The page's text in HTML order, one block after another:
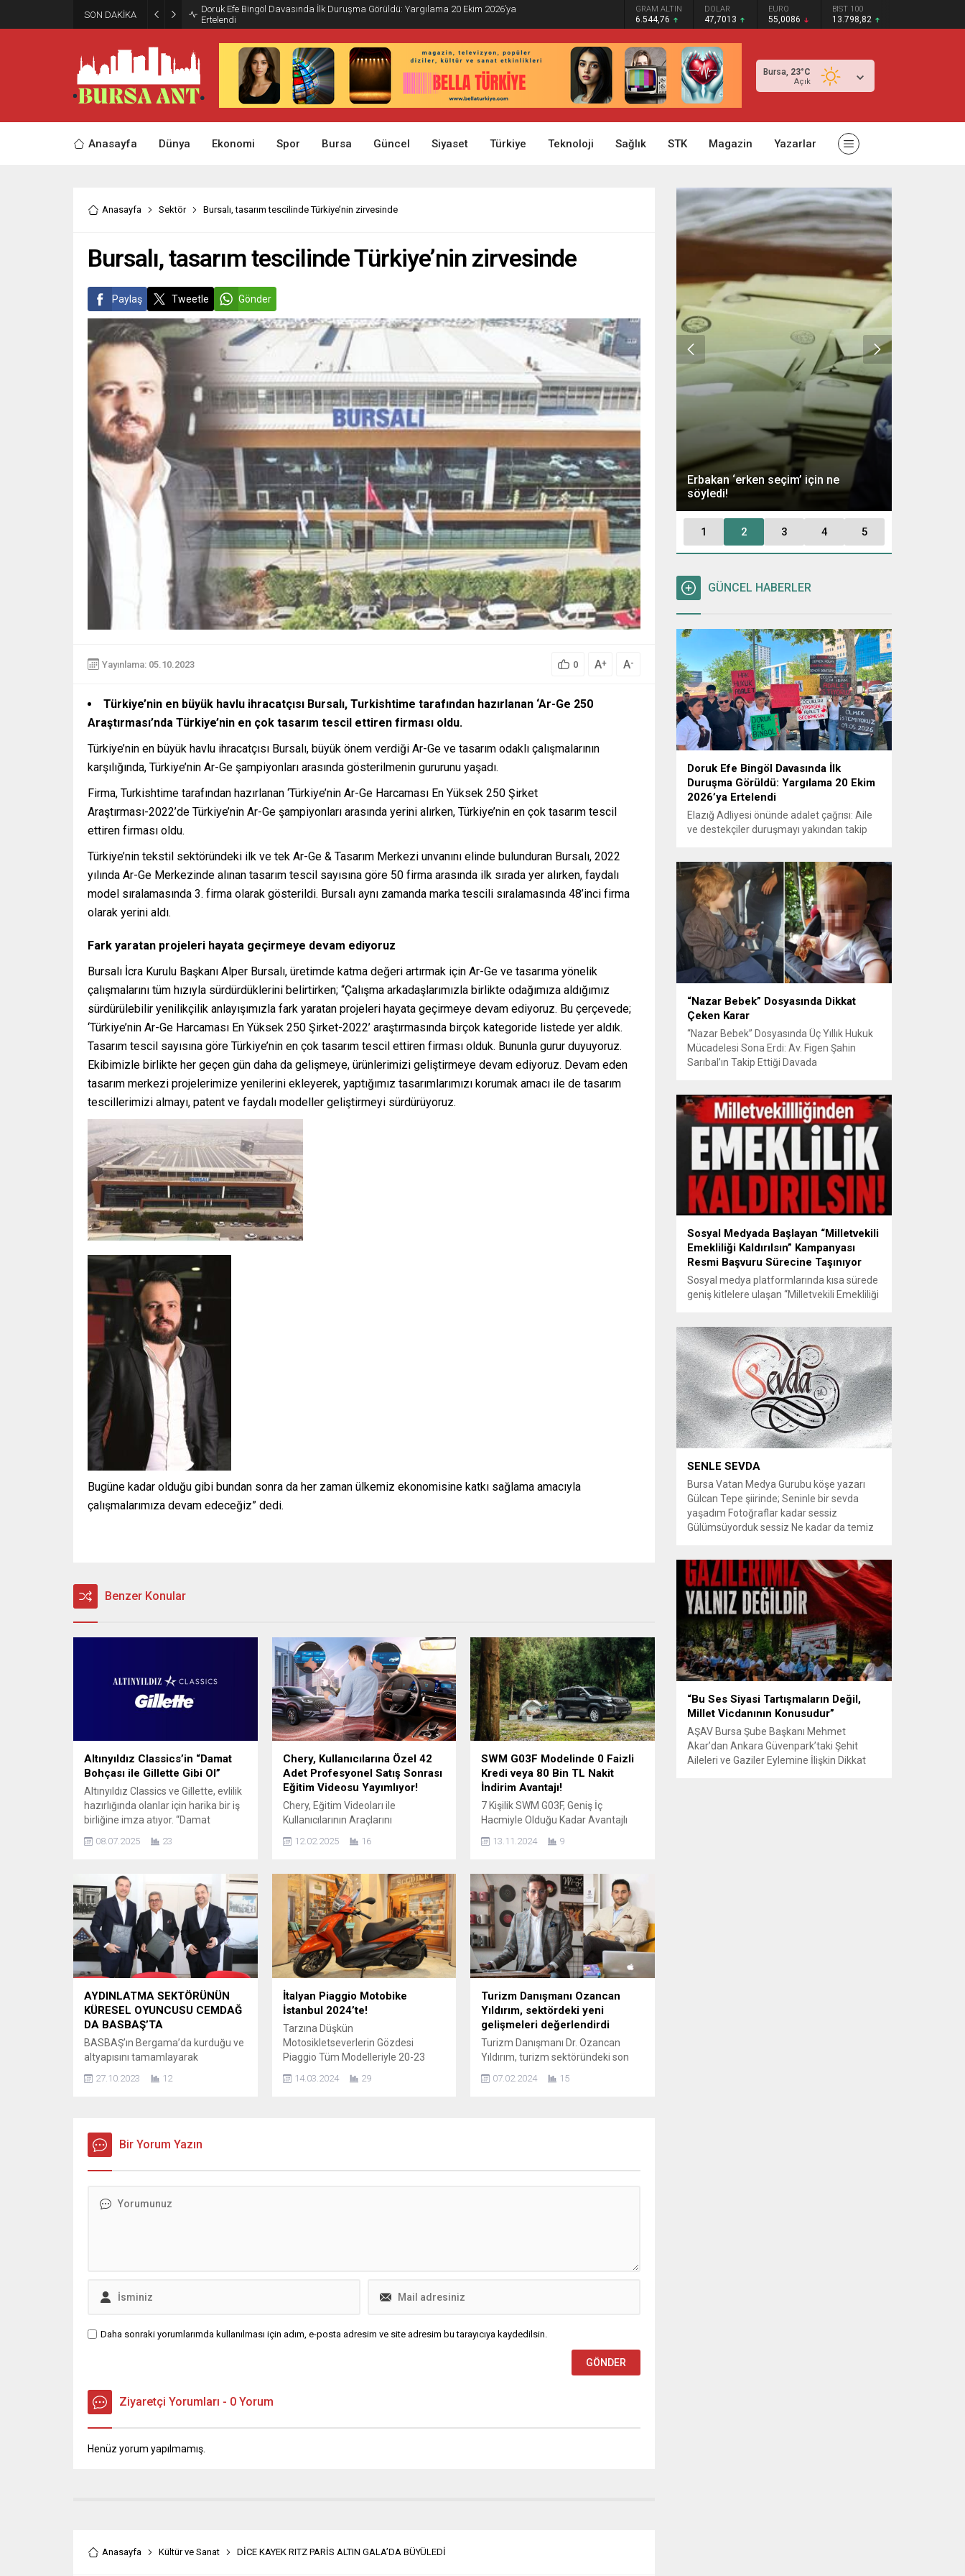
SON DAKİKA
Doruk Efe Bingöl Davasında İlk Duruşma Görüldü: Yargılama 20 Ekim 2026’ya
Ertelendi
GRAM ALTIN
6.544,76
DOLAR
47,7013
EURO
55,0086
BIST 100
13.798,82
Bursa, 23°C
Açık
Anasayfa Dünya Ekonomi Spor Bursa Güncel Siyaset Türkiye Teknoloji Sağlık STK Magazin Yazarlar
Anasayfa Sektör Bursalı, tasarım tescilinde Türkiye’nin zirvesinde
Bursalı, tasarım tescilinde Türkiye’nin zirvesinde
Paylaş Tweetle Gönder
Yayınlama: 05.10.2023 0 A+ A-
Türkiye’nin en büyük havlu ihracatçısı Bursalı, Turkishtime tarafından hazırlanan ‘Ar-Ge 250
Araştırması’nda Türkiye’nin en çok tasarım tescil ettiren firması oldu.
Türkiye’nin en büyük havlu ihracatçısı Bursalı, büyük önem verdiği Ar-Ge ve tasarım odaklı çalışmalarının
karşılığında, Türkiye’nin Ar-Ge şampiyonları arasında gösterilmenin gururunu yaşadı.
Firma, Turkishtime tarafından hazırlanan ‘Türkiye’nin Ar-Ge Harcaması En Yüksek 250 Şirket
Araştırması-2022’de Türkiye’nin Ar-Ge şampiyonları arasında yerini alırken, Türkiye’nin en çok tasarım tescil
ettiren firması oldu.
Türkiye’nin tekstil sektöründeki ilk ve tek Ar-Ge & Tasarım Merkezi unvanını elinde bulunduran Bursalı, 2022
yılında Ar-Ge Merkezinde alınan tasarım tescil sayısına göre 50 firma arasında ilk sırada yer alırken, faydalı
model sıralamasında 3. firma olarak gösterildi. Bursalı aynı zamanda marka tescili sıralamasında 48’inci firma
olarak yerini aldı.
Fark yaratan projeleri hayata geçirmeye devam ediyoruz
Bursalı İcra Kurulu Başkanı Alper Bursalı, üretimde katma değeri artırmak için Ar-Ge ve tasarıma yönelik
çalışmalarını tüm hızıyla sürdürdüklerini belirtirken; “Çalışma arkadaşlarımızla birlikte odağımıza aldığımız
sürdürülebilir yenilikçilik anlayışımızla fark yaratan projeleri hayata geçirmeye devam ediyoruz. Bu çerçevede;
‘Türkiye’nin Ar-Ge Harcaması En Yüksek 250 Şirket-2022’ araştırmasında birçok kategoride listede yer aldık.
Tasarım tescil sayısına göre Türkiye’nin en çok tasarım tescil ettiren firması olduk. Bununla gurur duyuyoruz.
Ekibimizle birlikte her geçen gün daha da gelişmeye, ürünlerimizi geliştirmeye devam ediyoruz. Devam eden
tasarım merkezi projelerimize yenilerini ekleyerek, yaptığımız tasarımlarımızı korumak amacı ile de tasarım
tescillerimizi almayı, patent ve faydalı modeller geliştirmeyi sürdürüyoruz.
Bugüne kadar olduğu gibi bundan sonra da her zaman ülkemiz ekonomisine katkı sağlama amacıyla
çalışmalarımıza devam edeceğiz” dedi.
Benzer Konular
Altınyıldız Classics’in “Damat
Bohçası ile Gillette Gibi Ol”
Altınyıldız Classics ve Gillette, evlilik
hazırlığında olanlar için harika bir iş
birliğine imza atıyor. “Damat
Bohçası” adını verdiği sette bir
damadın ihtiyacı olabilecek her şeyi
“Altınyıldız Classics’le Gillette Gibi
Ol” sloganıyla evlilik hazırlığı
yapanları mağazaya davet ediyor.
Yaz düğünleri için yeni nesil smokin
alternatifleri sunan Altınyıldız
Classics,...
08.07.2025 23
Chery, Kullanıcılarına Özel 42
Adet Profesyonel Satış Sonrası
Eğitim Videosu Yayımlıyor!
Chery, Eğitim Videoları ile
Kullanıcılarının Araçlarını
Derinlemesine Tanımalarını
Sağlayacak! Global otomotiv
Chery, güvenliği artıran sürüş
destek sistemleri, konfor ve rahat
kullanım gibi özellikleri kapsayan 42
adet satış sonrası kullanıcı eğitim
videosu hazırladı. Bu videolar, Chery
kullanıcılarının araçlarının işlevlerini
daha iyi anlamalarına yardımcı
olarak daha güvenli ve konforlu...
12.02.2025 16
SWM G03F Modelinde 0 Faizli
Kredi veya 80 Bin TL Nakit
İndirim Avantajı!
7 Kişilik SWM G03F, Geniş İç
Hacmiyle Olduğu Kadar Avantajlı
Fiyatıyla da Dikkat Çekiyor! Üstün
özellikli modelleriyle dikkat çeken
da cazip kredi ve anahtar teslim
fiyatlarıyla öne çıkıyor. Ülkemizde
ATMO Group tarafından temsil
edilen SWM’nin Türkiye’deki 3’üncü
SUV modeli olan G03F, sunduğu 7
kişilik oturma...
13.11.2024 9
AYDINLATMA SEKTÖRÜNÜN
KÜRESEL OYUNCUSU CEMDAĞ
DA BASBAŞ’TA
BASBAŞ’ın Bergama’da kurduğu ve
altyapısını tamamlayarak
Anadolu Serbest Bölgesi’nin yeni
Serbest Bölgesindeki kiralama
sözleşmesi; Cemdağ Aydınlatma
GrubuYürütme Kurulu Başkanı
Yönetim Kurulu Başkan Vekili Dr.
27.10.2023 12
İtalyan Piaggio Motobike
İstanbul 2024’te!
Tarzına Düşkün
Motosikletseverlerin Gözdesi
Piaggio Tüm Modelleriyle 20-23
Fuarında! İtalya’nın en köklü ve öncü
de bulunduğu geniş ürün
14.03.2024 29
Turizm Danışmanı Ozancan
Yıldırım, sektördeki yeni
gelişmeleri değerlendirdi
Turizm Danışmanı Dr. Ozancan
Yıldırım, turizm sektöründeki son
hatırlatmalarda bulundu ve sektörle
Yıldırım, gelişen ve büyüyen turizm
07.02.2024 15
Bir Yorum Yazın
Daha sonraki yorumlarımda kullanılması için adım, e-posta adresim ve site adresim bu tarayıcıya kaydedilsin.
Ziyaretçi Yorumları - 0 Yorum
Henüz yorum yapılmamış.
Anasayfa Kültür ve Sanat DİCE KAYEK RITZ PARİS ALTIN GALA’DA BÜYÜLEDİ
“Engellilik Bir Eksiklik Değil,
Adalet Meselesidir”
Erbakan ‘erken seçim’ için ne
söyledi!
1 2 3 4 5
GÜNCEL HABERLER
Doruk Efe Bingöl Davasında İlk
Duruşma Görüldü: Yargılama 20 Ekim
2026’ya Ertelendi
Elazığ Adliyesi önünde adalet çağrısı: Aile
ve destekçiler duruşmayı yakından takip
soruşturması kapsamında açılan davanın
ilk duruşması Elazığ 2. Ağır Ceza
Mahkemesi’nde görüldü. Kamuoyunun
yakından takip ettiği davanın ilk duruşması
öncesinde, Doruk Efe Bingöl’ün ailesine
destek olmak isteyen çok...
“Nazar Bebek” Dosyasında Dikkat
Çeken Karar
“Nazar Bebek” Dosyasında Üç Yıllık Hukuk
Mücadelesi Sona Erdi: Av. Figen Şahin
Sarıbal’ın Takip Ettiği Davada
Türkiye’de uluslararası hukuk boyutlarıyla
görüldü BURSA – Avusturya’da başlayan
ve Türkiye’de yaklaşık üç yıl boyunca
devam eden “Nazar Bebek” dosyasında
yargılama süreci tamamlandı. Bursa 3.
Aile...
Sosyal Medyada Başlayan “Milletvekili
Emekliliği Kaldırılsın” Kampanyası
Resmi Başvuru Sürecine Taşınıyor
Sosyal medya platformlarında kısa sürede
geniş kitlelere ulaşan “Milletvekili Emekliliği
vatandaşlar, milletvekillerine tanınan
emeklilik haklarının yeniden düzenlenmesi
talebiyle TBMM Dilekçe Komisyonu ve
Cumhurbaşkanlığı İletişim Merkezi
(CİMER) üzerinden resmi başvurular
yapılması çağrısında bulunuyor. Son
dönemde sosyal medya platformlarında
en çok konuşulan konular arasında...
SENLE SEVDA
Bursa Vatan Medya Gurubu köşe yazarı
Gülcan Tepe şiirinde; Seninle bir sevda
yaşadım Fotoğraflar kadar sessiz
Gülümsüyorduk sessiz Ne kadar da temiz
bakışın yetiyordu gözlerime Dünyayı
tutturmaya ben de Kalbim Sen Diye çırpınıp
duruyordu Zamana yarışıyordu inat Hayata
Senle...
“Bu Ses Siyasi Tartışmaların Değil,
Millet Vicdanının Konusudur”
AŞAV Bursa Şube Başkanı Mehmet
Akar’dan Ankara Güvenpark’taki Şehit
Aileleri ve Gaziler Eylemine İlişkin Dikkat